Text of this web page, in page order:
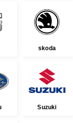
skoda
Suzuki